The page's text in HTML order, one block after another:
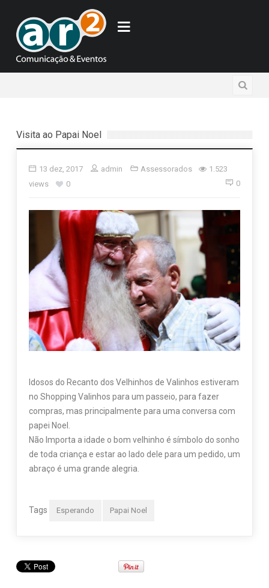
Visita ao Papai Noel
13 dez, 2017 admin Assessorados
1.523
views
0 0
Idosos do Recanto dos Velhinhos de Valinhos estiveram
no Shopping Valinhos para um passeio, para fazer
compras, mas principalmente para uma conversa com
papei Noel.
Não Importa a idade o bom velhinho é símbolo do sonho
de toda criança e estar ao lado dele para um pedido, um
abraço é uma grande alegria.
Tags Esperando Papai Noel